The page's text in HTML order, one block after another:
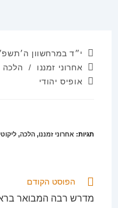
פורסם:י״ד במרחשוון
קטגוריה:
אחרוני זמננו / הלכה
מחבר:אופיס יהודי
תגיות: אחרוני זמננו, הלכה,
לקרוא
נוספים
הפוסט הקודם
מדרש רבה המבואר